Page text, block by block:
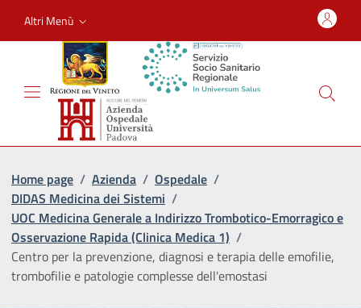
Altri Menù
Home page / Azienda / Ospedale /
DIDAS Medicina dei Sistemi /
UOC Medicina Generale a Indirizzo Trombotico-Emorragico e
Osservazione Rapida (Clinica Medica 1) /
Centro per la prevenzione, diagnosi e terapia delle emofilie,
trombofilie e patologie complesse dell'emostasi